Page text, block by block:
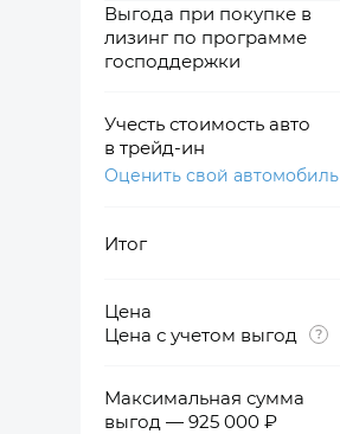
Выгода при покупке в
лизинг по программе
господдержки
Учесть стоимость авто
в трейд-ин
Оценить свой автомобиль
Итог
Цена
Цена с учетом выгод
Максимальная сумма
выгод — 925 000 ₽